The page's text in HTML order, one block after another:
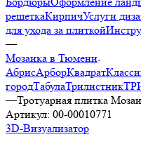
решеткаКирпичУслуги
для ухода за плиткой
—
Мозаика в Тюмени
АбрисАрборКвадрат
городТабулаТрилистник
—Тротуарная плитка
Артикул: 00-00010771
3D-Визуализатор